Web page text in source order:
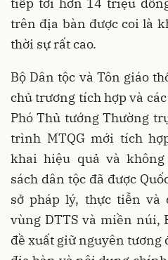
tiếp tới hơn 14 triệu
trên địa bàn được coi là
thời sự rất cao.
Bộ Dân tộc và Tôn giáo
chủ trương tích hợp và
Phó Thủ tướng Thường
trình MTQG mới tích
khai hiệu quả và
sách dân tộc đã được
sở pháp lý, thực tiễn và
vùng DTTS và miền núi,
đề xuất giữ nguyên tương